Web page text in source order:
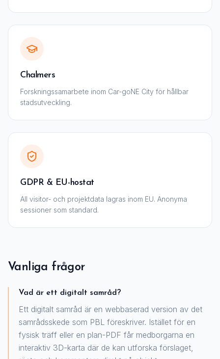
Chalmers
Forskningssamarbete inom Car-goNE City för hållbar
stadsutveckling.
GDPR & EU-hostat
All visitor- och projektdata lagras inom EU. Anonyma
sessioner som standard.
Vanliga frågor
Vad är ett digitalt samråd?
Ett digitalt samråd är en webbaserad version av det
samrådsskede som PBL föreskriver. Istället för en
fysisk träff eller en plan-PDF får medborgarna en
interaktiv 3D-karta där de kan utforska förslaget,